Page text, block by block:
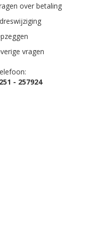
over betaling
vragen
- 257924